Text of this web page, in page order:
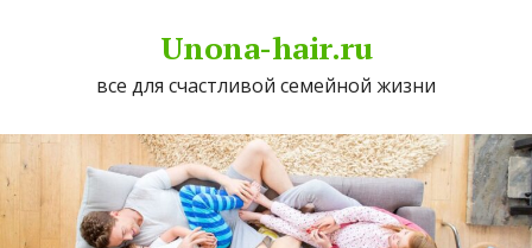
Unona-hair.ru
все для счастливой семейной жизни